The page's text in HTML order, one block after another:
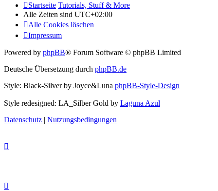
Startseite Tutorials, Stuff & More
Alle Zeiten sind UTC+02:00
Alle Cookies löschen
Impressum
Powered by phpBB® Forum Software © phpBB Limited
Deutsche Übersetzung durch phpBB.de
Style: Black-Silver by Joyce&Luna phpBB-Style-Design
Style redesigned: LA_Silber Gold by Laguna Azul
Datenschutz | Nutzungsbedingungen